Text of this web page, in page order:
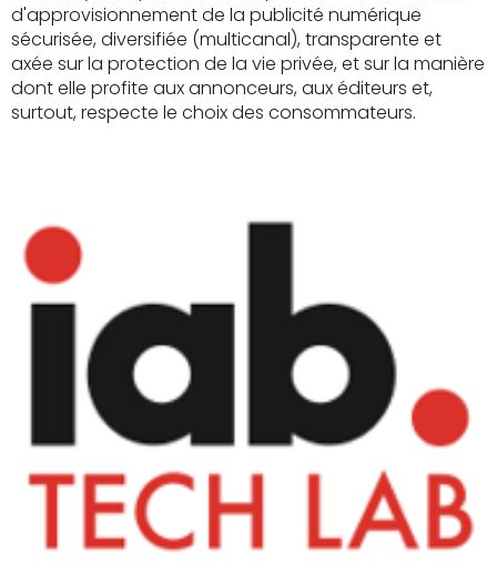
d'approvisionnement de la publicité numérique
sécurisée, diversifiée (multicanal), transparente et
axée sur la protection de la vie privée, et sur la manière
dont elle profite aux annonceurs, aux éditeurs et,
surtout, respecte le choix des consommateurs.